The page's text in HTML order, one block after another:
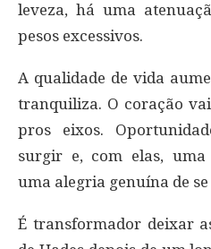
leveza, há uma
pesos excessivos.
A qualidade de vida
tranquiliza. O coração
pros eixos.
surgir e, com elas, uma
uma alegria genuína de
É transformador deixar